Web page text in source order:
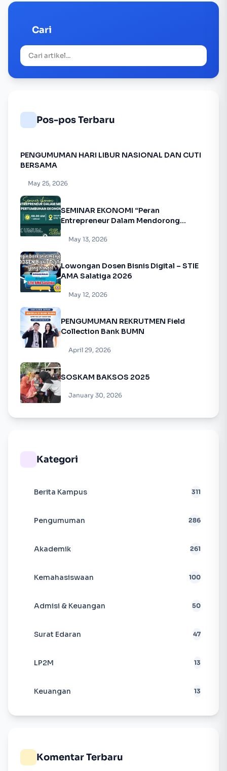
Cari
Pos-pos Terbaru
PENGUMUMAN HARI LIBUR NASIONAL DAN CUTI
BERSAMA
May 25, 2026
SEMINAR EKONOMI “Peran
Entrepreneur Dalam Mendorong
May 13, 2026
Lowongan Dosen Bisnis Digital – STIE
AMA Salatiga 2026
May 12, 2026
PENGUMUMAN REKRUTMEN Field
Collection Bank BUMN
April 29, 2026
SOSKAM BAKSOS 2025
January 30, 2026
Kategori
Berita Kampus 311
Pengumuman 286
Akademik 261
Kemahasiswaan 100
Admisi & Keuangan 50
Surat Edaran 47
LP2M 13
Keuangan 13
Komentar Terbaru